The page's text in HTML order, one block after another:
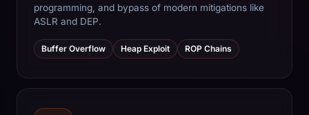
programming, and bypass of modern mitigations like
ASLR and DEP.
Buffer Overflow Heap Exploit ROP Chains